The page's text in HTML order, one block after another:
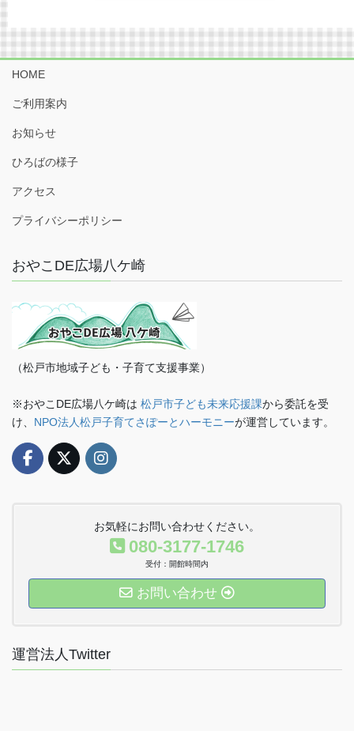
HOME
ご利用案内
お知らせ
ひろばの様子
アクセス
プライバシーポリシー
おやこDE広場八ケ崎
（松戸市地域子ども・子育て支援事業）
※おやこDE広場八ケ崎は 松戸市子ども未来応援課から委託を受
け、 NPO法人松戸子育てさぽーとハーモニーが運営しています。
お気軽にお問い合わせください。
080-3177-1746
受付：開館時間内
お問い合わせ
運営法人Twitter